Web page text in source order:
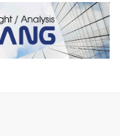
Trump Batasi Hak Kewarganegaraan Lewat Kelahiran dan Larang “Wisata Bersalin”
Megaproyek Panas Bumi PT Star Energy Dikeluhkan Warga Lampung Barat, Rumah Rusak hingga Dugaan Pelanggaran Lingkungan